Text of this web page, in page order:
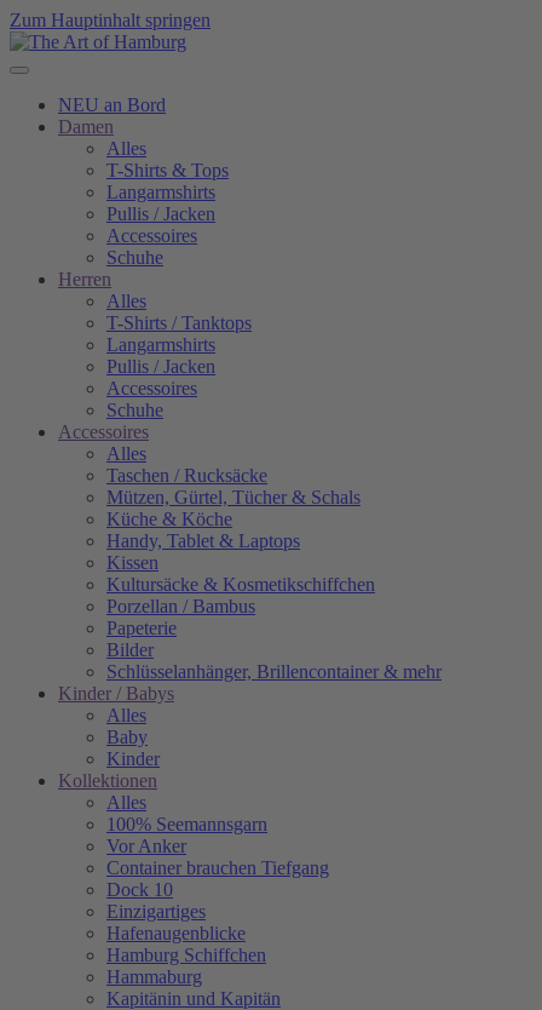
Zum Hauptinhalt springen
NEU an Bord
Damen
Alles
T-Shirts & Tops
Langarmshirts
Pullis / Jacken
Accessoires
Schuhe
Herren
Alles
T-Shirts / Tanktops
Langarmshirts
Pullis / Jacken
Accessoires
Schuhe
Accessoires
Alles
Taschen / Rucksäcke
Mützen, Gürtel, Tücher & Schals
Küche & Köche
Handy, Tablet & Laptops
Kissen
Kultursäcke & Kosmetikschiffchen
Porzellan / Bambus
Papeterie
Bilder
Schlüsselanhänger, Brillencontainer & mehr
Kinder / Babys
Alles
Baby
Kinder
Kollektionen
Alles
100% Seemannsgarn
Vor Anker
Container brauchen Tiefgang
Dock 10
Einzigartiges
Hafenaugen­blicke
Hamburg Schiffchen
Hammaburg
Kapitänin und Kapitän